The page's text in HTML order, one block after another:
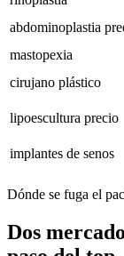
abdominoplastia
mastopexia
cirujano plástico
lipoescultura precio
implantes de senos
Dónde se fuga el
Dos